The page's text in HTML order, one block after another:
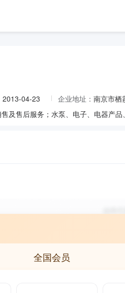
2013-04-23 企业地址： 南京市栖
全国会员